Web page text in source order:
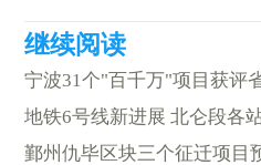
宁波31个"百千万"项目获评
地铁6号线新进展 北仑段各
鄞州仇毕区块三个征迁项目